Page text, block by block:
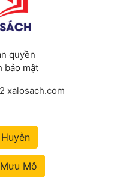
quyền
bảo mật
xalosach.com
Mô